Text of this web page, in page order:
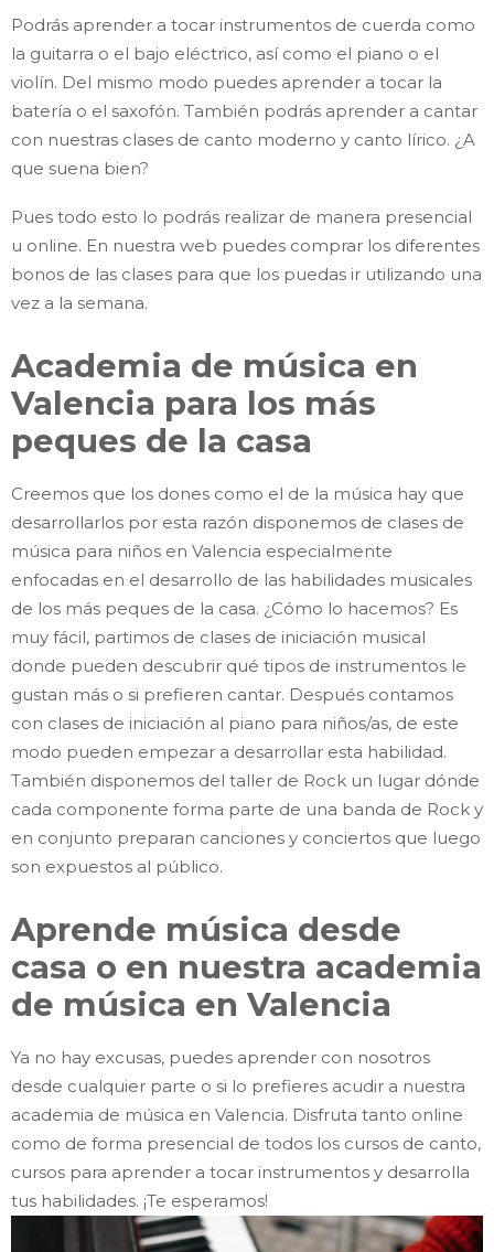
Podrás aprender a tocar instrumentos de cuerda como
la guitarra o el bajo eléctrico, así como el piano o el
violín. Del mismo modo puedes aprender a tocar la
batería o el saxofón. También podrás aprender a cantar
con nuestras clases de canto moderno y canto lírico. ¿A
que suena bien?
Pues todo esto lo podrás realizar de manera presencial
u online. En nuestra web puedes comprar los diferentes
bonos de las clases para que los puedas ir utilizando una
vez a la semana.
Academia de música en
Valencia para los más
peques de la casa
Creemos que los dones como el de la música hay que
desarrollarlos por esta razón disponemos de clases de
música para niños en Valencia especialmente
enfocadas en el desarrollo de las habilidades musicales
de los más peques de la casa. ¿Cómo lo hacemos? Es
muy fácil, partimos de clases de iniciación musical
donde pueden descubrir qué tipos de instrumentos le
gustan más o si prefieren cantar. Después contamos
con clases de iniciación al piano para niños/as, de este
modo pueden empezar a desarrollar esta habilidad.
También disponemos del taller de Rock un lugar dónde
cada componente forma parte de una banda de Rock y
en conjunto preparan canciones y conciertos que luego
son expuestos al público.
Aprende música desde
casa o en nuestra academia
de música en Valencia
Ya no hay excusas, puedes aprender con nosotros
desde cualquier parte o si lo prefieres acudir a nuestra
academia de música en Valencia. Disfruta tanto online
como de forma presencial de todos los cursos de canto,
cursos para aprender a tocar instrumentos y desarrolla
tus habilidades. ¡Te esperamos!